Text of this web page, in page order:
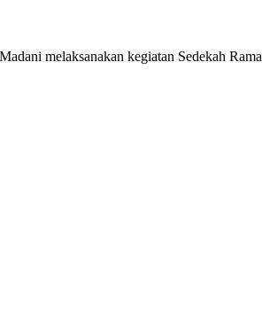
melaksanakan kegiatan Sedekah